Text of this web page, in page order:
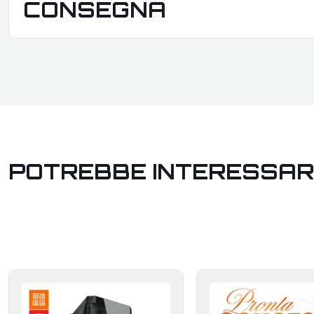
CONSEGNA
POTREBBE